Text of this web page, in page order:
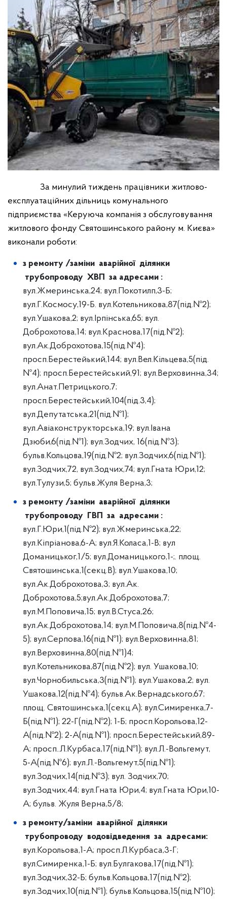
За минулий тиждень працівники житлово-
експлуатаційних дільниць комунального
підприємства «Керуюча компанія з обслуговування
житлового фонду Святошинського району м. Києва»
виконали роботи:
з ремонту /заміни аварійної ділянки
трубопроводу ХВП за адресами :
вул.Жмеринська,24; вул.Покотилп,3-Б;
вул.Г.Космосу,19-Б. вул.Котельникова,87(під.№2);
вул.Ушакова,2; вул.Ірпінська,65; вул.
Доброхотова,14; вул.Краснова,17(під.№2);
вул.Ак.Доброхотова,15(під.№4);
просп.Берестейький,144; вул.Вел.Кільцева,5(під.
№4); просп.Берестейський,91; вул.Верховинна,34;
вул.Анат.Петрицького,7;
просп.Берестейський,104(під.3,4);
вул.Депутатська,21(під.№1);
вул.Авіаконструкторська,19; вул.Івана
Дзюби,6(під.№1); вул.Зодчих, 16(під.№3);
бульв.Кольцова,19(під.№2; вул.Зодчих,6(під.№1);
вул.Зодчих,72, вул.Зодчих,74; вул.Гната Юри,12;
вул.Тулузи,5; бульв.Жуля Верна,3;
з ремонту /заміни аварійної ділянки
трубопроводу ГВП за адресами :
вул.Г.Юри,1(під.№2); вул.Жмеринська,22;
вул.Кіпріанова,6-А; вул.Я.Коласа,1-В; вул
Доманицьког,1/5; вул.Доманицького,1-;. площ.
Святошинська,1(секц.В); вул.Ушакова,10;
вул.Ак.Доброхотова,3; вул.Ак.
Доброхотова,5;вул.Ак.Доброхотова,7;
вул.М.Поповича,15; вул.В.Стуса,26;
вул.Ак.Доброхотова,14; вул.М.Поповича,8(під.№4-
5); вул.Серпова,16(під.№1); вул.Верховинна,81;
вул.Верховинна,80(під.№1)4;
вул.Котельникова,87(під.№2); вул. Ушакова,10;
вул.Чорнобильська,3(під.№1); вул.Ушакова,2; вул.
Ушакова,12(під.№4); бульв.Ак.Вернадського,67;
площ. Святошинська,1(секц.А); вул.Симиренка,7-
Б(під.№1); 22-Г(під.№2); 1-Б; просп.Корольова,12-
А(під.№2); 2-А(під.№1); просп.Берестейський,89-
А; просп..Л.Курбаса,17(під.№1); вул.Л.-Вольгемут,
5-А(під.№6); вул.Л.-Вольгемут,5(під.№1);
вул.Зодчих,14(під.№3); вул. Зодчих,70;
вул.Зодчих,44; вул.Гната Юри,4; вул.Гната Юри,10-
А; бульв. Жуля Верна,5/8;
з ремонту/заміни аварійної ділянки
трубопроводу водовідведення за адресами:
вул.Корольова,1-А; просп.Л.Курбаса,3-Г;
вул.Симиренка,1-Б; вул.Булгакова,17(під.№1);
вул.Зодчих,32-Б; бульв.Кольцова,17(під.№2);
вул.Зодчих,10(під.№1); бульв.Кольцова,15(під.№10);